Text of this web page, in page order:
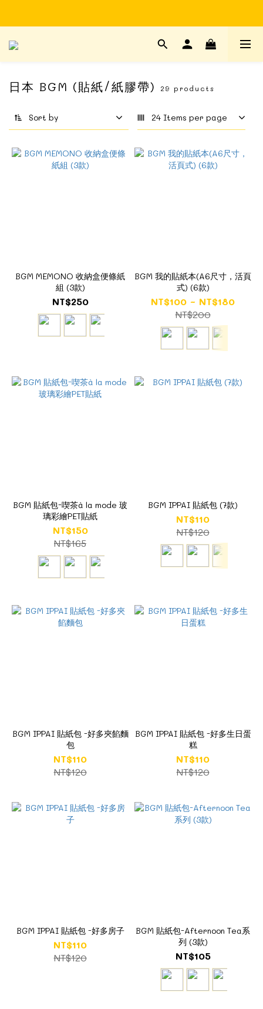
Time to enjoy STATIONERY!
日本 BGM (貼紙/紙膠帶) 29 products
Sort by 24 Items per page
BGM MEMONO 收納盒便條紙
組 (3款)
NT$250
BGM 我的貼紙本(A6尺寸，活頁
式) (6款)
NT$100 ~ NT$180
NT$200
BGM 貼紙包-喫茶à la mode 玻
璃彩繪PET貼紙
NT$150
NT$165
BGM IPPAI 貼紙包 (7款)
NT$110
NT$120
BGM IPPAI 貼紙包 -好多夾餡麵
包
NT$110
NT$120
BGM IPPAI 貼紙包 -好多生日蛋
糕
NT$110
NT$120
BGM IPPAI 貼紙包 -好多房子
NT$110
NT$120
BGM 貼紙包-Afternoon Tea系
列 (3款)
NT$105